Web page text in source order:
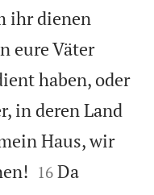
ihr dienen
eure Väter
haben, oder
in deren Land
Haus, wir


16 Da